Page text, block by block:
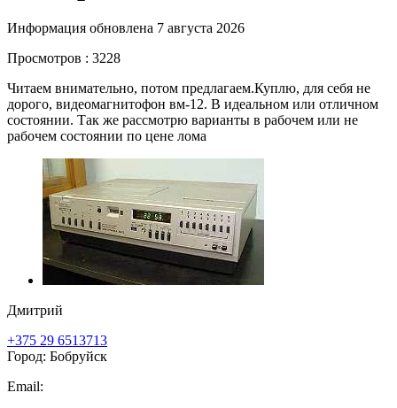
Информация обновлена 7 августа 2026
Просмотров : 3228
Читаем внимательно, потом предлагаем.Куплю, для себя не
дорого, видеомагнитофон вм-12. В идеальном или отличном
состоянии. Так же рассмотрю варианты в рабочем или не
рабочем состоянии по цене лома
Дмитрий
+375 29 6513713
Город: Бобруйск
Email: